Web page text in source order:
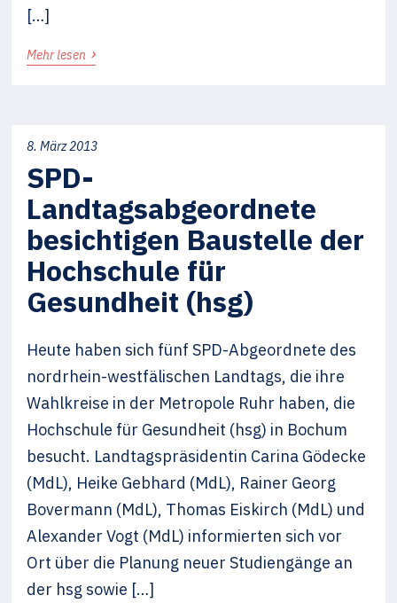
[…]
Mehr lesen ›
8. März 2013
SPD-
Landtagsabgeordnete
besichtigen Baustelle der
Hochschule für
Gesundheit (hsg)
Heute haben sich fünf SPD-Abgeordnete des
nordrhein-westfälischen Landtags, die ihre
Wahlkreise in der Metropole Ruhr haben, die
Hochschule für Gesundheit (hsg) in Bochum
besucht. Landtagspräsidentin Carina Gödecke
(MdL), Heike Gebhard (MdL), Rainer Georg
Bovermann (MdL), Thomas Eiskirch (MdL) und
Alexander Vogt (MdL) informierten sich vor
Ort über die Planung neuer Studiengänge an
der hsg sowie […]